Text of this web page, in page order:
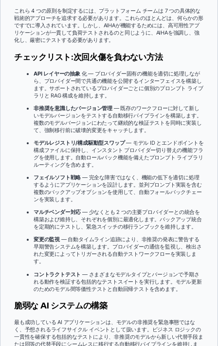
これら 4 つの原則を制定するには、プラットフォーム チームは 7 つの具体的な
戦術的アプローチを追求する必要があります。これらのほとんどは、何らかの形
ですでに導入されています。しかし、AIHAが機能するためには、高可用性アプ
リケーションが一貫して負荷テストされるのと同じように、AIHAを強調し、強
化し、厳密にテストする必要があります。
チェックリスト:次回火傷を負わない方法
API レイヤーの抽象 化 — プロバイダー固有の機能を適切に処理しなが
ら、プロバイダー間で共通の機能を公開するインターフェイスを構築し
ます。サポートされているプロバイダーごとに個別のプロンプト ライブ
ラリと RAG 構成を維持します。
非推奨を意識したバージョン管理 — 既存のワークフローに対して新し
いモデルバージョンをテストする自動移行パイプラインを構築します。
複数のモデルバージョンにわたって継続的な検証テストを同時に実装し
て、強制移行前に破壊的変更をキャッチします。
モデルレジストリ/構成駆動型スワップ— モデル ID とエンドポイントを
構成ファイルに保持し、インスタント プロバイダー切り替えの機能フラ
グを使用します。自動ロールバック機能を備えたプロンプト ライブラリ
ルーティングを含めます。
フェイルソフト戦略 — 完全な障害ではなく、機能の低下を適切に処理
するようにアプリケーションを設計します。並列プロンプト実装を含む
複数のバックアップオプションを使用して、自動フォールバックチェー
ンを実装します。
マルチベンダー対応 — 少なくとも 2 つの主要プロバイダーとの統合を
構築および維持し、それぞれを個別に最適化します。バックアップ統合
を定期的にテストし、緊急スイッチの移行ランブックを維持します。
変更の監視 — 自動タイムライン追跡により、非推奨の発表に警告する
早期警告システムを構築します。プロバイダーの通信を監視し、検出さ
れた変更によってトリガーされる自動テストワークフローを実装しま
す。
コントラクトテスト — さまざまなモデルタイプとバージョンで予期さ
れる動作を検証する包括的なテストスイートを実行します。モデル更新
のためのモデル間等価性テストと自動回帰テストを含めます。
脆弱な AI システムの構築
最も成功している AI アプリケーションは、モデルの非推奨を緊急事態ではな
く、予想されるライフサイクル イベントとして扱います。ビジネス ロジックの
一貫性を確保する包括的なテストにより、非推奨のモデルから新しい代替手段ま
たは同等の代替手段にシームレスに移行する自動移行パイプラインを維持しま